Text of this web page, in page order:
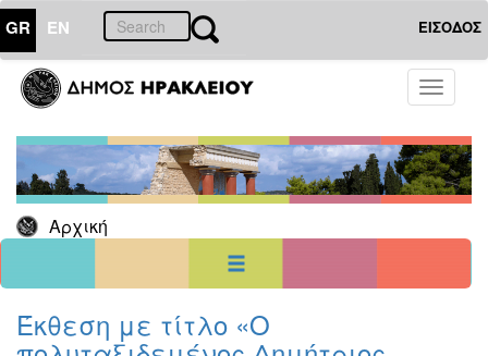
GR EN ΕΙΣΟΔΟΣ
Toggle
Αρχική
29
Ιούνιος
2026
Δευ Τρι Τετ Πεμ Παρ Σαβ
1 2 3 4 5
6
7
14
15 16 17 18 19
20
27
ΗΜΕΡΟΛΟΓΙΟ
Έκθεση με τίτλο «Ο